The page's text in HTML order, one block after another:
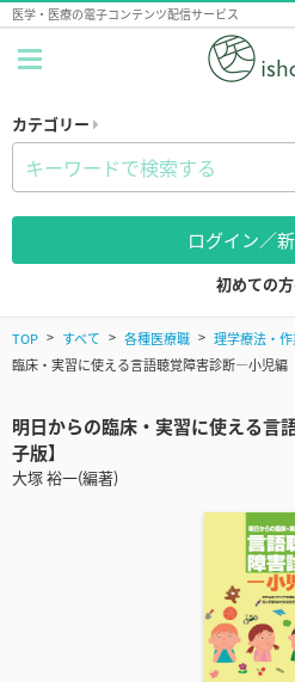
医学・医療の電子コンテンツ配信サービス
カテゴリー
ログイン／
初めての
TOP すべて 各種医療職 理学療法・
臨床・実習に使える言語聴覚障害診断―小児編
明日からの臨床・実習に使える
子版】
大塚 裕一(編著)